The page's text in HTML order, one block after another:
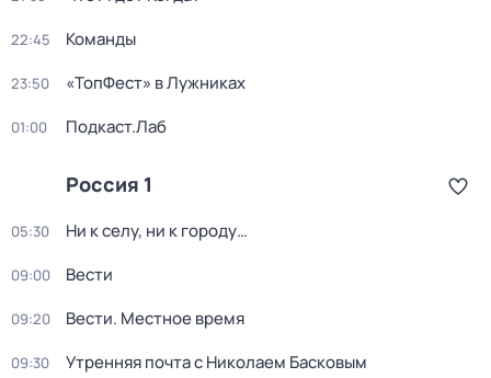
22:45 Команды
23:50 «ТопФест» в Лужниках
01:00 Подкаст.Лаб
Россия 1
05:30 Ни к селу, ни к городу…
09:00 Вести
09:20 Вести. Местное время
09:30 Утренняя почта с Николаем Басковым